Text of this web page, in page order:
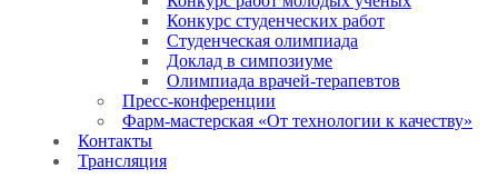
Конкурс студенческих работ
Студенческая олимпиада
Доклад в симпозиуме
Олимпиада врачей-терапевтов
Пресс-конференции
Фарм-мастерская «От технологии к качеству»
Контакты
Трансляция